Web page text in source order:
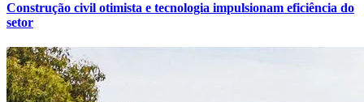
Construção civil otimista e tecnologia impulsionam eficiência do
setor